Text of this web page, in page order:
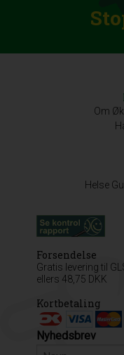
Om
Helse
Forsendelse
Gratis levering til
ellers 48,75 DKK
Kortbetaling
Nyhedsbrev